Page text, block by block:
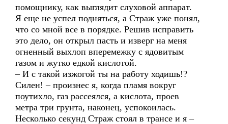
помощнику, как выглядит слуховой аппарат.
Я еще не успел подняться, а Страж уже понял,
что со мной все в порядке. Решив исправить
это дело, он открыл пасть и изверг на меня
огненный выхлоп вперемежку с ядовитым
газом и жутко едкой кислотой.
– И с такой изжогой ты на работу ходишь!?
Силен! – произнес я, когда пламя вокруг
поутихло, газ рассеялся, а кислота, проев
метра три грунта, наконец, успокоилась.
Несколько секунд Страж стоял в трансе и я –